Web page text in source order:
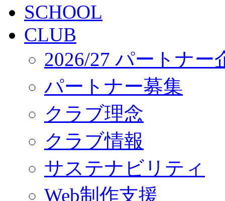
SCHOOL
CLUB
2026/27 パートナー
パートナー募集
クラブ理念
クラブ情報
サステナビリティ
Web制作支援